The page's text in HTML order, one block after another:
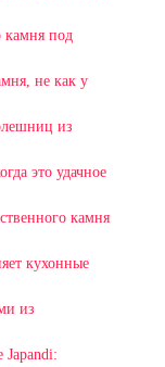
камня под
не как у
из
это удачное
камня
кухонные
из
Japandi: